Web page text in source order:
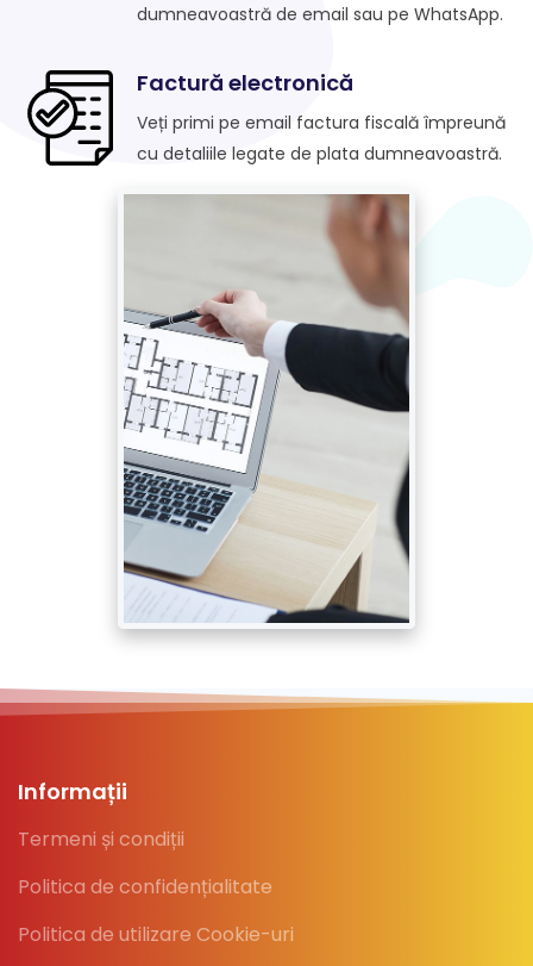
dumneavoastră de email sau pe WhatsApp.
Factură electronică
Veți primi pe email factura fiscală împreună
cu detaliile legate de plata dumneavoastră.
Informații
Termeni și condiții
Politica de confidențialitate
Politica de utilizare Cookie-uri